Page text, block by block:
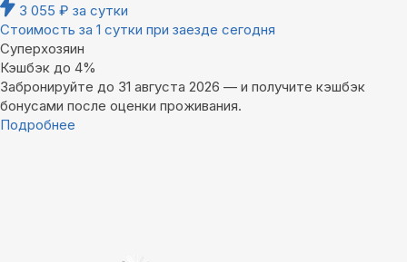
3 055 ₽ за сутки
Стоимость за 1 сутки при заезде сегодня
Суперхозяин
Кэшбэк до 4%
Забронируйте до 31 августа 2026 — и получите кэшбэк
бонусами после оценки проживания.
Подробнее